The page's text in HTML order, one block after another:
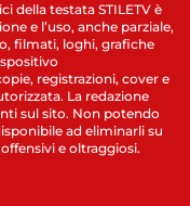
della testata STILETV è
e l’uso, anche parziale,
filmati, loghi, grafiche
registrazioni, cover e
La redazione
sul sito. Non potendo
ad eliminarli su
e oltraggiosi.